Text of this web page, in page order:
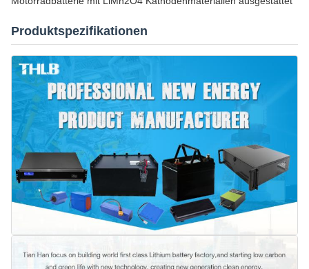
Produktspezifikationen